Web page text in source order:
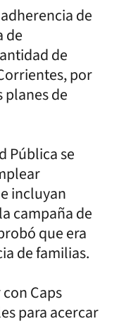
de
de
de
por
planes de
Pública se
incluyan
campaña de
que era
de familias.
Caps
para acercar